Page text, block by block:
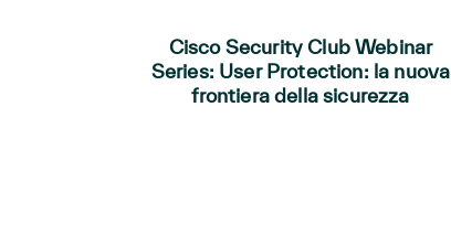
Cisco Security Club Webinar
Series: User Protection: la nuova
frontiera della sicurezza